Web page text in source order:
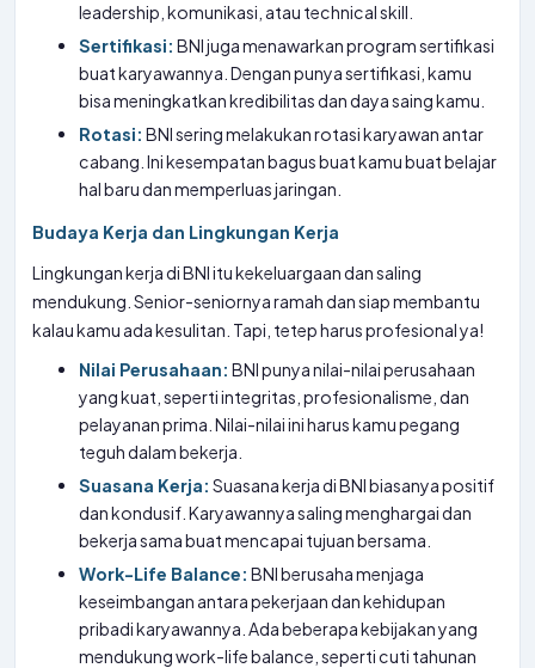
leadership, komunikasi, atau technical skill.
Sertifikasi: BNI juga menawarkan program sertifikasi
buat karyawannya. Dengan punya sertifikasi, kamu
bisa meningkatkan kredibilitas dan daya saing kamu.
Rotasi: BNI sering melakukan rotasi karyawan antar
cabang. Ini kesempatan bagus buat kamu buat belajar
hal baru dan memperluas jaringan.
Budaya Kerja dan Lingkungan Kerja
Lingkungan kerja di BNI itu kekeluargaan dan saling
mendukung. Senior-seniornya ramah dan siap membantu
kalau kamu ada kesulitan. Tapi, tetep harus profesional ya!
Nilai Perusahaan: BNI punya nilai-nilai perusahaan
yang kuat, seperti integritas, profesionalisme, dan
pelayanan prima. Nilai-nilai ini harus kamu pegang
teguh dalam bekerja.
Suasana Kerja: Suasana kerja di BNI biasanya positif
dan kondusif. Karyawannya saling menghargai dan
bekerja sama buat mencapai tujuan bersama.
Work-Life Balance: BNI berusaha menjaga
keseimbangan antara pekerjaan dan kehidupan
pribadi karyawannya. Ada beberapa kebijakan yang
mendukung work-life balance, seperti cuti tahunan